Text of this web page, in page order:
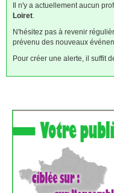
Il n'y a actuellement aucun
Loiret
N'hésitez pas à revenir
prévenu des nouveaux
Pour créer une alerte, il suffit